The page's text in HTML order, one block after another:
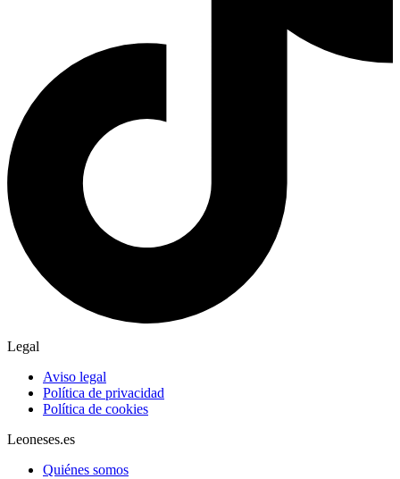
Legal
Aviso legal
Política de privacidad
Política de cookies
Leoneses.es
Quiénes somos